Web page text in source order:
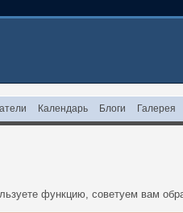
Календарь Блоги Галерея
функцию, советуем вам